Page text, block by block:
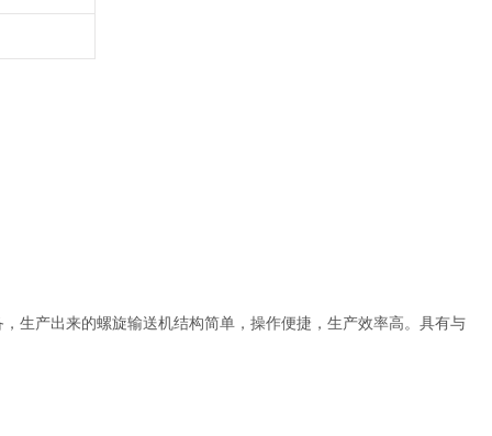
生产出来的螺旋输送机结构简单，操作便捷，生产效率高。具有与